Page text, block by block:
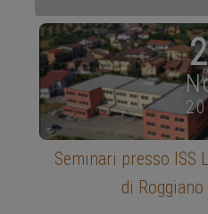
Seminari presso ISS
di Roggiano